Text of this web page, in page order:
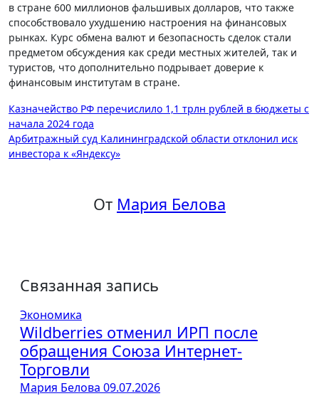
в стране 600 миллионов фальшивых долларов, что также
способствовало ухудшению настроения на финансовых
рынках. Курс обмена валют и безопасность сделок стали
предметом обсуждения как среди местных жителей, так и
туристов, что дополнительно подрывает доверие к
финансовым институтам в стране.
Навигация
по
записям
Казначейство РФ перечислило 1,1 трлн рублей в бюджеты с
начала 2024 года
Арбитражный суд Калининградской области отклонил иск
инвестора к «Яндексу»
От Мария Белова
Связанная запись
Экономика
Wildberries отменил ИРП после
обращения Союза Интернет-
Торговли
Мария Белова 09.07.2026